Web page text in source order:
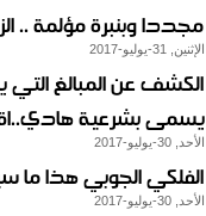
مجددا وبنبرة مؤلمة ..
الإثنين, 31-يوليو-2017
الكشف عن المبالغ
يسمى بشرعية هادي..اقرأ
الأحد, 30-يوليو-2017
الفلكي الجوبي هذا ما سيحدث يوم 7 من
الأحد, 30-يوليو-2017